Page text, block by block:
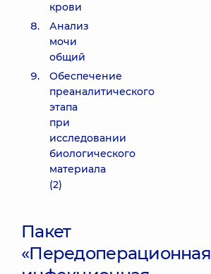
крови
Анализ
мочи
общий
Обеспечение
преаналитического
этапа
при
исследовании
биологического
материала
(2)
Пакет
«Передоперационная